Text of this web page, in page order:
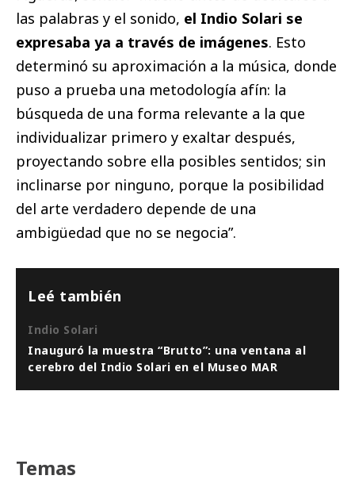
las palabras y el sonido, el Indio Solari se
expresaba ya a través de imágenes. Esto
determinó su aproximación a la música, donde
puso a prueba una metodología afín: la
búsqueda de una forma relevante a la que
individualizar primero y exaltar después,
proyectando sobre ella posibles sentidos; sin
inclinarse por ninguno, porque la posibilidad
del arte verdadero depende de una
ambigüedad que no se negocia”.
Leé también
Indio Solari
Inauguró la muestra “Brutto”: una ventana al
cerebro del Indio Solari en el Museo MAR
Temas